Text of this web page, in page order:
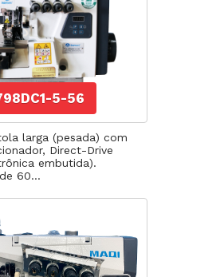
5-56
larga (pesada) com
Direct-Drive
embutida).
60...